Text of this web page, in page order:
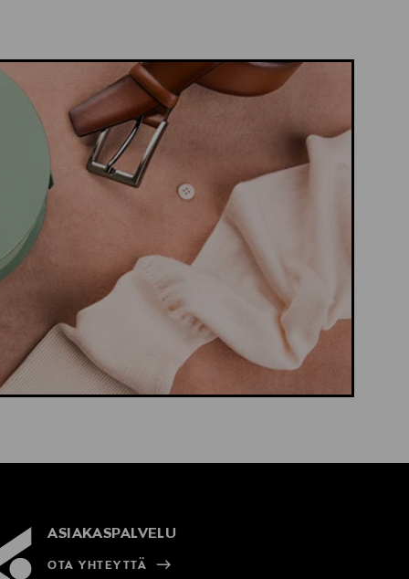
ASIAKASPALVELU
OTA YHTEYTTÄ